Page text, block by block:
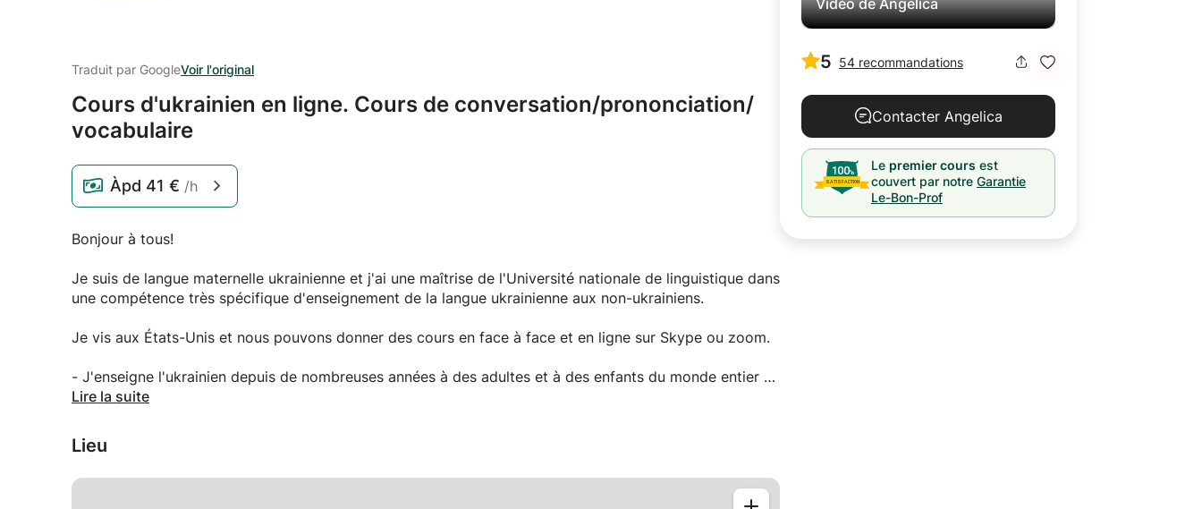
Traduit par GoogleVoir l'original
Cours d'ukrainien en ligne. Cours de conversation/prononciation/
vocabulaire
Àpd 41 € /h
Bonjour à tous!
Je suis de langue maternelle ukrainienne et j'ai une maîtrise de l'Université nationale de linguistique dans
une compétence très spécifique d'enseignement de la langue ukrainienne aux non-ukrainiens.
Je vis aux États-Unis et nous pouvons donner des cours en face à face et en ligne sur Skype ou zoom.
- J'enseigne l'ukrainien depuis de nombreuses années à des adultes et à des enfants du monde entier en
classe et via Skype. De plus, j'ai travaillé comme interprète à l'ambassade d'Ukraine.
- J'ai vécu dans différents pays où j'ai enseigné l'ukrainien. Mon anglais est courant, donc dans nos
leçons, je vais tout vous expliquer d'une manière très compréhensible et facile.
Lire la suite
Lieu
Vidéo de Angelica
5 54 recommandations
Contacter Angelica
Le premier cours est
couvert par notre Garantie
Le-Bon-Prof